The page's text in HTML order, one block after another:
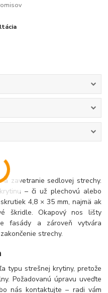
zavetranie sedlovej strechy.
– či už plechovú alebo
4,8 × 35 mm, najmä ak
škridle. Okapový nos lišty
fasády a zároveň vytvára
strechy.
typu strešnej krytiny, pretože
Požadovanú úpravu uveďte
nás kontaktujte – radi vám